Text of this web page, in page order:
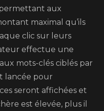
aux
maximal qu’ils
clic sur leurs
effectue une
mots-clés ciblés par
lancée pour
seront affichées et
est élevée, plus il